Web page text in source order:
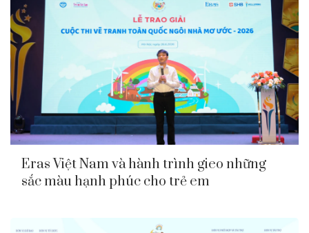
Eras Việt Nam và hành trình gieo những
sắc màu hạnh phúc cho trẻ em